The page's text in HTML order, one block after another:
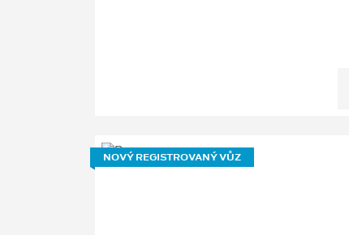
NOVÝ REGISTROVANÝ VŮZ